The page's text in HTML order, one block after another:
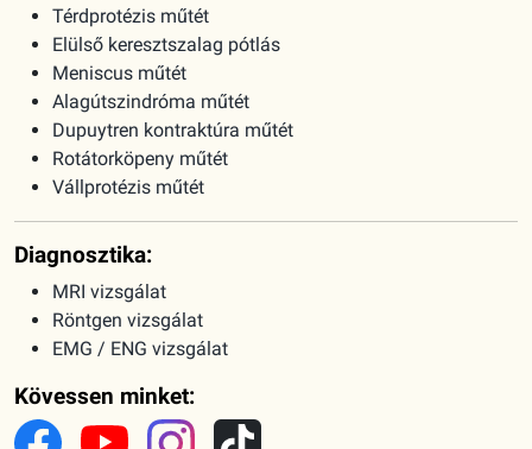
Térdprotézis műtét
Elülső keresztszalag pótlás
Meniscus műtét
Alagútszindróma műtét
Dupuytren kontraktúra műtét
Rotátorköpeny műtét
Vállprotézis műtét
Diagnosztika:
MRI vizsgálat
Röntgen vizsgálat
EMG / ENG vizsgálat
Kövessen minket: